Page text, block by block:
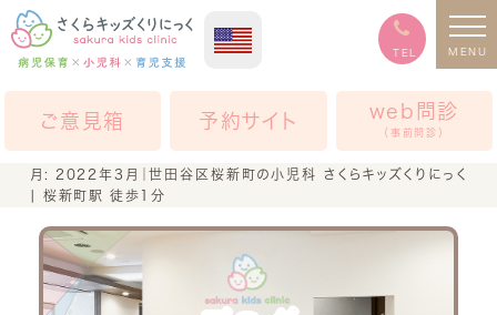
月: 2022年3月
｜世田谷区桜新町の小児科 さくらキッズくりにっく
| 桜新町駅 徒歩1分
TEL
ご意見箱 予約サイト web問診
（事前問診）
MENU